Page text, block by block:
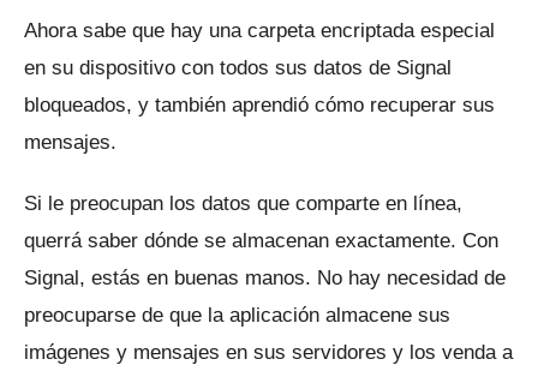
Ahora sabe que hay una carpeta encriptada especial
en su dispositivo con todos sus datos de Signal
bloqueados, y también aprendió cómo recuperar sus
mensajes.
Si le preocupan los datos que comparte en línea,
querrá saber dónde se almacenan exactamente. Con
Signal, estás en buenas manos. No hay necesidad de
preocuparse de que la aplicación almacene sus
imágenes y mensajes en sus servidores y los venda a